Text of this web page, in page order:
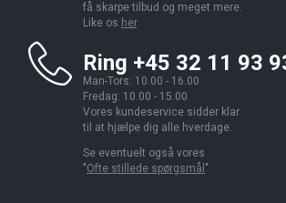
få skarpe tilbud og meget mere.
Like os her.
Ring +45 32 11 93
Man-Tors: 10.00 - 16.00
Fredag: 10.00 - 15.00
Vores kundeservice sidder klar
til at hjælpe dig alle hverdage.
Se eventuelt også vores
"Ofte stillede spørgsmål ".